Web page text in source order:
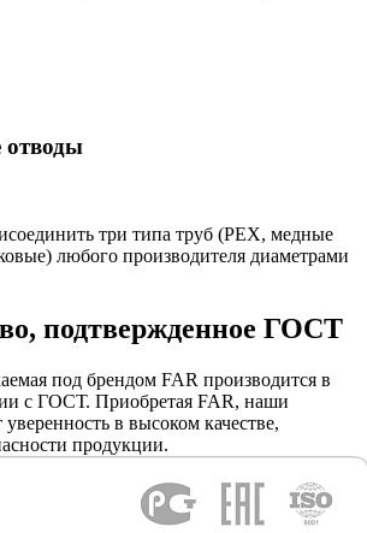
отводы
три типа труб (РЕХ, медные
любого производителя диаметрами
подтвержденное ГОСТ
под брендом FAR производится в
с ГОСТ. Приобретая FAR, наши
в высоком качестве,
продукции.